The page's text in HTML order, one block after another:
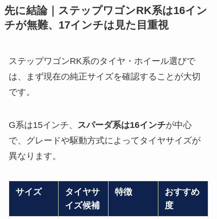
先に結論｜ステップワゴンRK系は16イン
チが無難、17インチは見た目重視
ステップワゴンRK系のタイヤ・ホイール選びで
は、まず現在の純正サイズを確認することが大切
です。
G系は15インチ、 スパーダ系は16インチが中心
で、グレードや駆動方式によってタイヤサイズが
異なります。
サイズ
タイヤサ
イズ候補
特徴
おすすめ
度